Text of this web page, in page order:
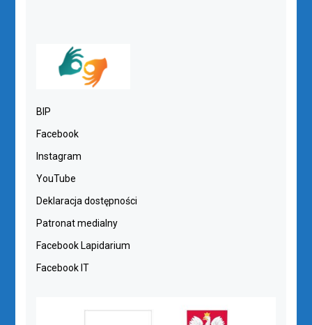
BIP
Facebook
Instagram
YouTube
Deklaracja dostępności
Patronat medialny
Facebook Lapidarium
Facebook IT